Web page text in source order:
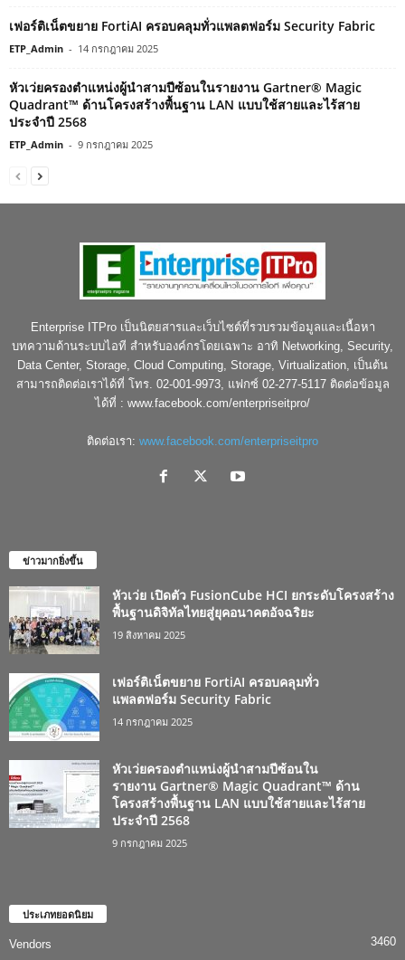
เฟอร์ติเน็ตขยาย FortiAI ครอบคลุมทั่วแพลตฟอร์ม Security Fabric
ETP_Admin - 14 กรกฎาคม 2025
หัวเว่ยครองตำแหน่งผู้นำสามปีซ้อนในรายงาน Gartner® Magic
Quadrant™ ด้านโครงสร้างพื้นฐาน LAN แบบใช้สายและไร้สาย
ประจำปี 2568
ETP_Admin - 9 กรกฎาคม 2025
Enterprise ITPro เป็นนิตยสารและเว็บไซต์ที่รวบรวมข้อมูลและเนื้อหา
บทความด้านระบบไอที สำหรับองค์กรโดยเฉพาะ อาทิ Networking, Security,
Data Center, Storage, Cloud Computing, Storage, Virtualization, เป็นต้น
สามารถติดต่อเราได้ที่ โทร. 02-001-9973, แฟกซ์ 02-277-5117 ติดต่อข้อมูล
ได้ที่ : www.facebook.com/enterpriseitpro/
ติดต่อเรา: www.facebook.com/enterpriseitpro
ข่าวมากยิ่งขึ้น
หัวเว่ย เปิดตัว FusionCube HCI ยกระดับโครงสร้าง
พื้นฐานดิจิทัลไทยสู่ยุคอนาคตอัจฉริยะ
19 สิงหาคม 2025
เฟอร์ติเน็ตขยาย FortiAI ครอบคลุมทั่ว
แพลตฟอร์ม Security Fabric
14 กรกฎาคม 2025
หัวเว่ยครองตำแหน่งผู้นำสามปีซ้อนใน
รายงาน Gartner® Magic Quadrant™ ด้าน
โครงสร้างพื้นฐาน LAN แบบใช้สายและไร้สาย
ประจำปี 2568
9 กรกฎาคม 2025
ประเภทยอดนิยม
Vendors 3460